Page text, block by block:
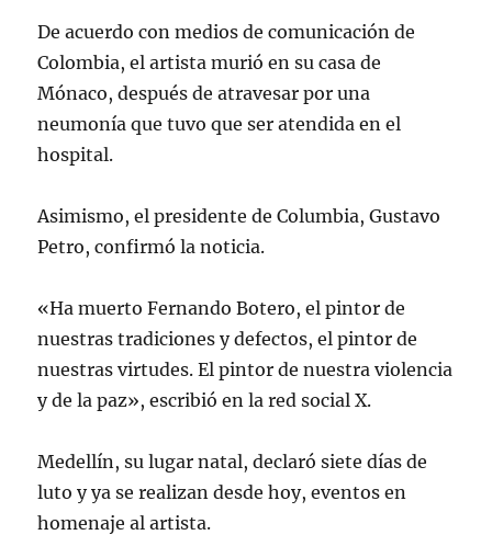
De acuerdo con medios de comunicación de
Colombia, el artista murió en su casa de
Mónaco, después de atravesar por una
neumonía que tuvo que ser atendida en el
hospital.
Asimismo, el presidente de Columbia, Gustavo
Petro, confirmó la noticia.
«Ha muerto Fernando Botero, el pintor de
nuestras tradiciones y defectos, el pintor de
nuestras virtudes. El pintor de nuestra violencia
y de la paz», escribió en la red social X.
Medellín, su lugar natal, declaró siete días de
luto y ya se realizan desde hoy, eventos en
homenaje al artista.